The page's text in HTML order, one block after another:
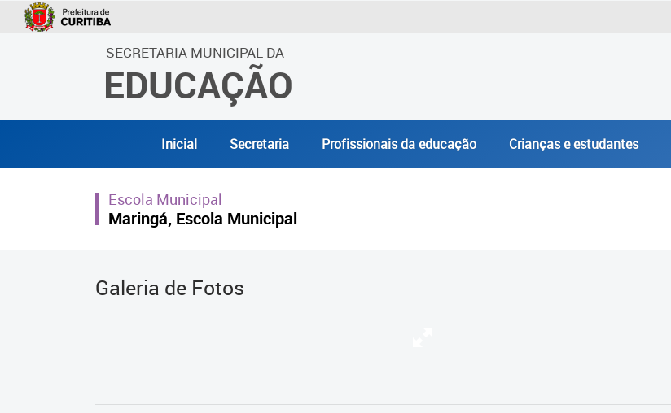
SECRETARIA MUNICIPAL DA
EDUCAÇÃO
Inicial Secretaria Profissionais da educação Crianças e estudantes
Escola Municipal
Maringá, Escola Municipal
Galeria de Fotos